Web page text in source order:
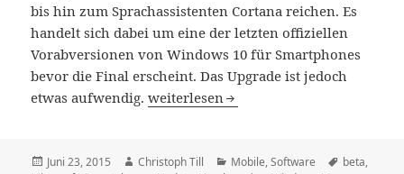
bis hin zum Sprachassistenten Cortana reichen. Es
handelt sich dabei um eine der letzten offiziellen
Vorabversionen von Windows 10 für Smartphones
bevor die Final erscheint. Das Upgrade ist jedoch
etwas aufwendig.Microsoft veröffentlicht Windows 10
weiterlesen
Veröffentlicht
Juni 23, 2015 Autor
Christoph Till Kategorien
Mobile,Software beta,